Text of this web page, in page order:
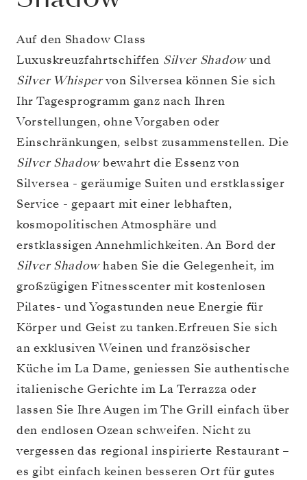
Auf den Shadow Class
Luxuskreuzfahrtschiffen Silver Shadowund
Silver Whispervon Silversea können Sie sich
Ihr Tagesprogramm ganz nach Ihren
Vorstellungen, ohne Vorgaben oder
Einschränkungen, selbst zusammenstellen. Die
Silver Shadowbewahrt die Essenz von
Silversea - geräumige Suiten und erstklassiger
Service - gepaart mit einer lebhaften,
kosmopolitischen Atmosphäre und
erstklassigen Annehmlichkeiten. An Bord der
Silver Shadowhaben Sie die Gelegenheit, im
großzügigen Fitnesscenter mit kostenlosen
Pilates- und Yogastunden neue Energie für
Körper und Geist zu tanken.Erfreuen Sie sich
an exklusiven Weinen und französischer
Küche im La Dame, geniessen Sie authentische
italienische Gerichte im La Terrazza oder
lassen Sie Ihre Augen im The Grill einfach über
den endlosen Ozean schweifen. Nicht zu
vergessen das regional inspirierte Restaurant –
es gibt einfach keinen besseren Ort für gutes